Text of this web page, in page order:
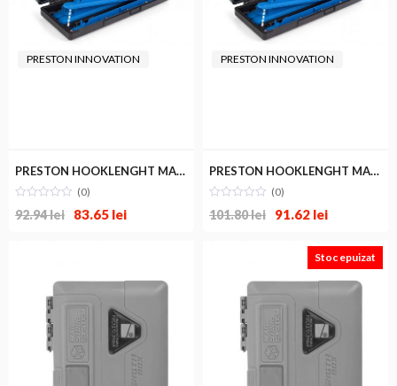
PRESTON INNOVATION
PRESTON HOOKLENGHT MAG-STORE BOX 10cm
(0)
92.94lei 83.65 lei
PRESTON INNOVATION
PRESTON HOOKLENGHT MAG-STORE BOX 15cm
(0)
101.80lei 91.62 lei
Stoc epuizat